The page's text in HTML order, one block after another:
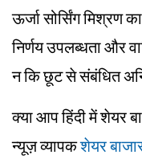
ऊर्जा सोर्सिंग मिश्रण
निर्णय उपलब्धता और
न कि छूट से संबंधित
क्या आप हिंदी में शेयर
न्यूज़ व्यापकशेयर